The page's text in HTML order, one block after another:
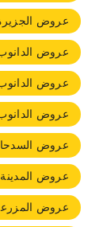
عروض
عروض
عروض
عروض
عروض
عروض المدينة
عروض